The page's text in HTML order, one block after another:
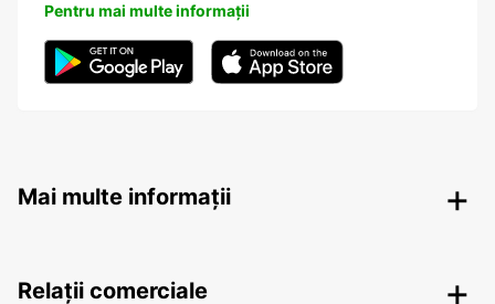
Pentru mai multe informații
Mai multe informații
Relații comerciale